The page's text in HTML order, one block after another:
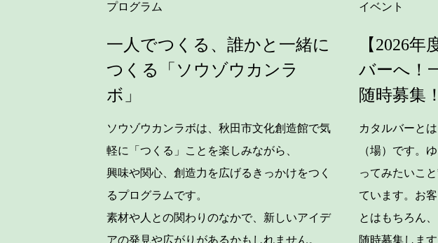
プログラム
一人でつくる、誰かと一緒に
つくる「ソウゾウカンラ
ボ」
ソウゾウカンラボは、秋田市文化創造館で気
軽に「つくる」ことを楽しみながら、
興味や関心、創造力を広げるきっかけをつく
るプログラムです。
素材や人との関わりのなかで、新しいアイデ
アの発見や広がりがあるかもしれません。
イベント
【2026
バーへ！
随時募集！
カタルバーと
（場）です。
ってみたいこ
ています。お
とはもちろん
随時募集します